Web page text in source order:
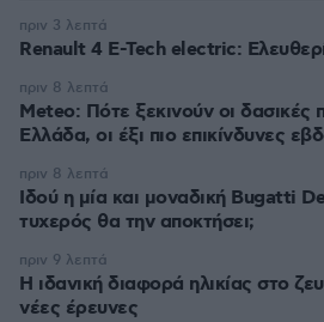
Renault 4 E-Tech electric:
πριν 3 λεπτά
Meteo: Πότε ξεκινούν οι δασικές
Ελλάδα, οι έξι πιο επικίνδυνες
πριν 8 λεπτά
Ιδού η μία και μοναδική Bugatti
τυχερός θα την αποκτήσει;
πριν 8 λεπτά
Η ιδανική διαφορά ηλικίας στο
νέες έρευνες
πριν 9 λεπτά